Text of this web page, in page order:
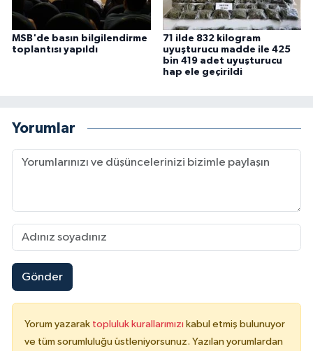
MSB'de basın bilgilendirme
toplantısı yapıldı
71 ilde 832 kilogram
uyuşturucu madde ile 425
bin 419 adet uyuşturucu
hap ele geçirildi
Yorumlar
Gönder
Yorum yazarak topluluk kurallarımızı kabul etmiş bulunuyor
ve tüm sorumluluğu üstleniyorsunuz. Yazılan yorumlardan